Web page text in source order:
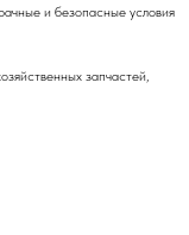
и безопасные условия
запчастей,